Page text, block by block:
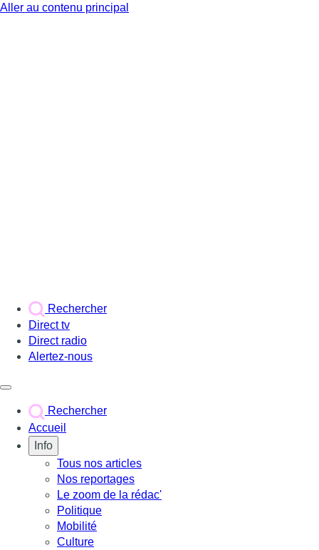
Aller au contenu principal
Rechercher
Direct tv
Direct radio
Alertez-nous
Rechercher
Accueil
Info
Tous nos articles
Nos reportages
Le zoom de la rédac'
Politique
Mobilité
Culture